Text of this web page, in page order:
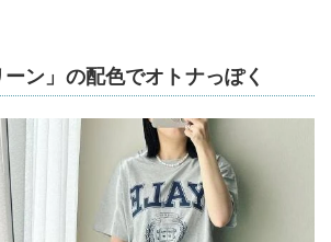
ーン」の配色でオトナっぽく